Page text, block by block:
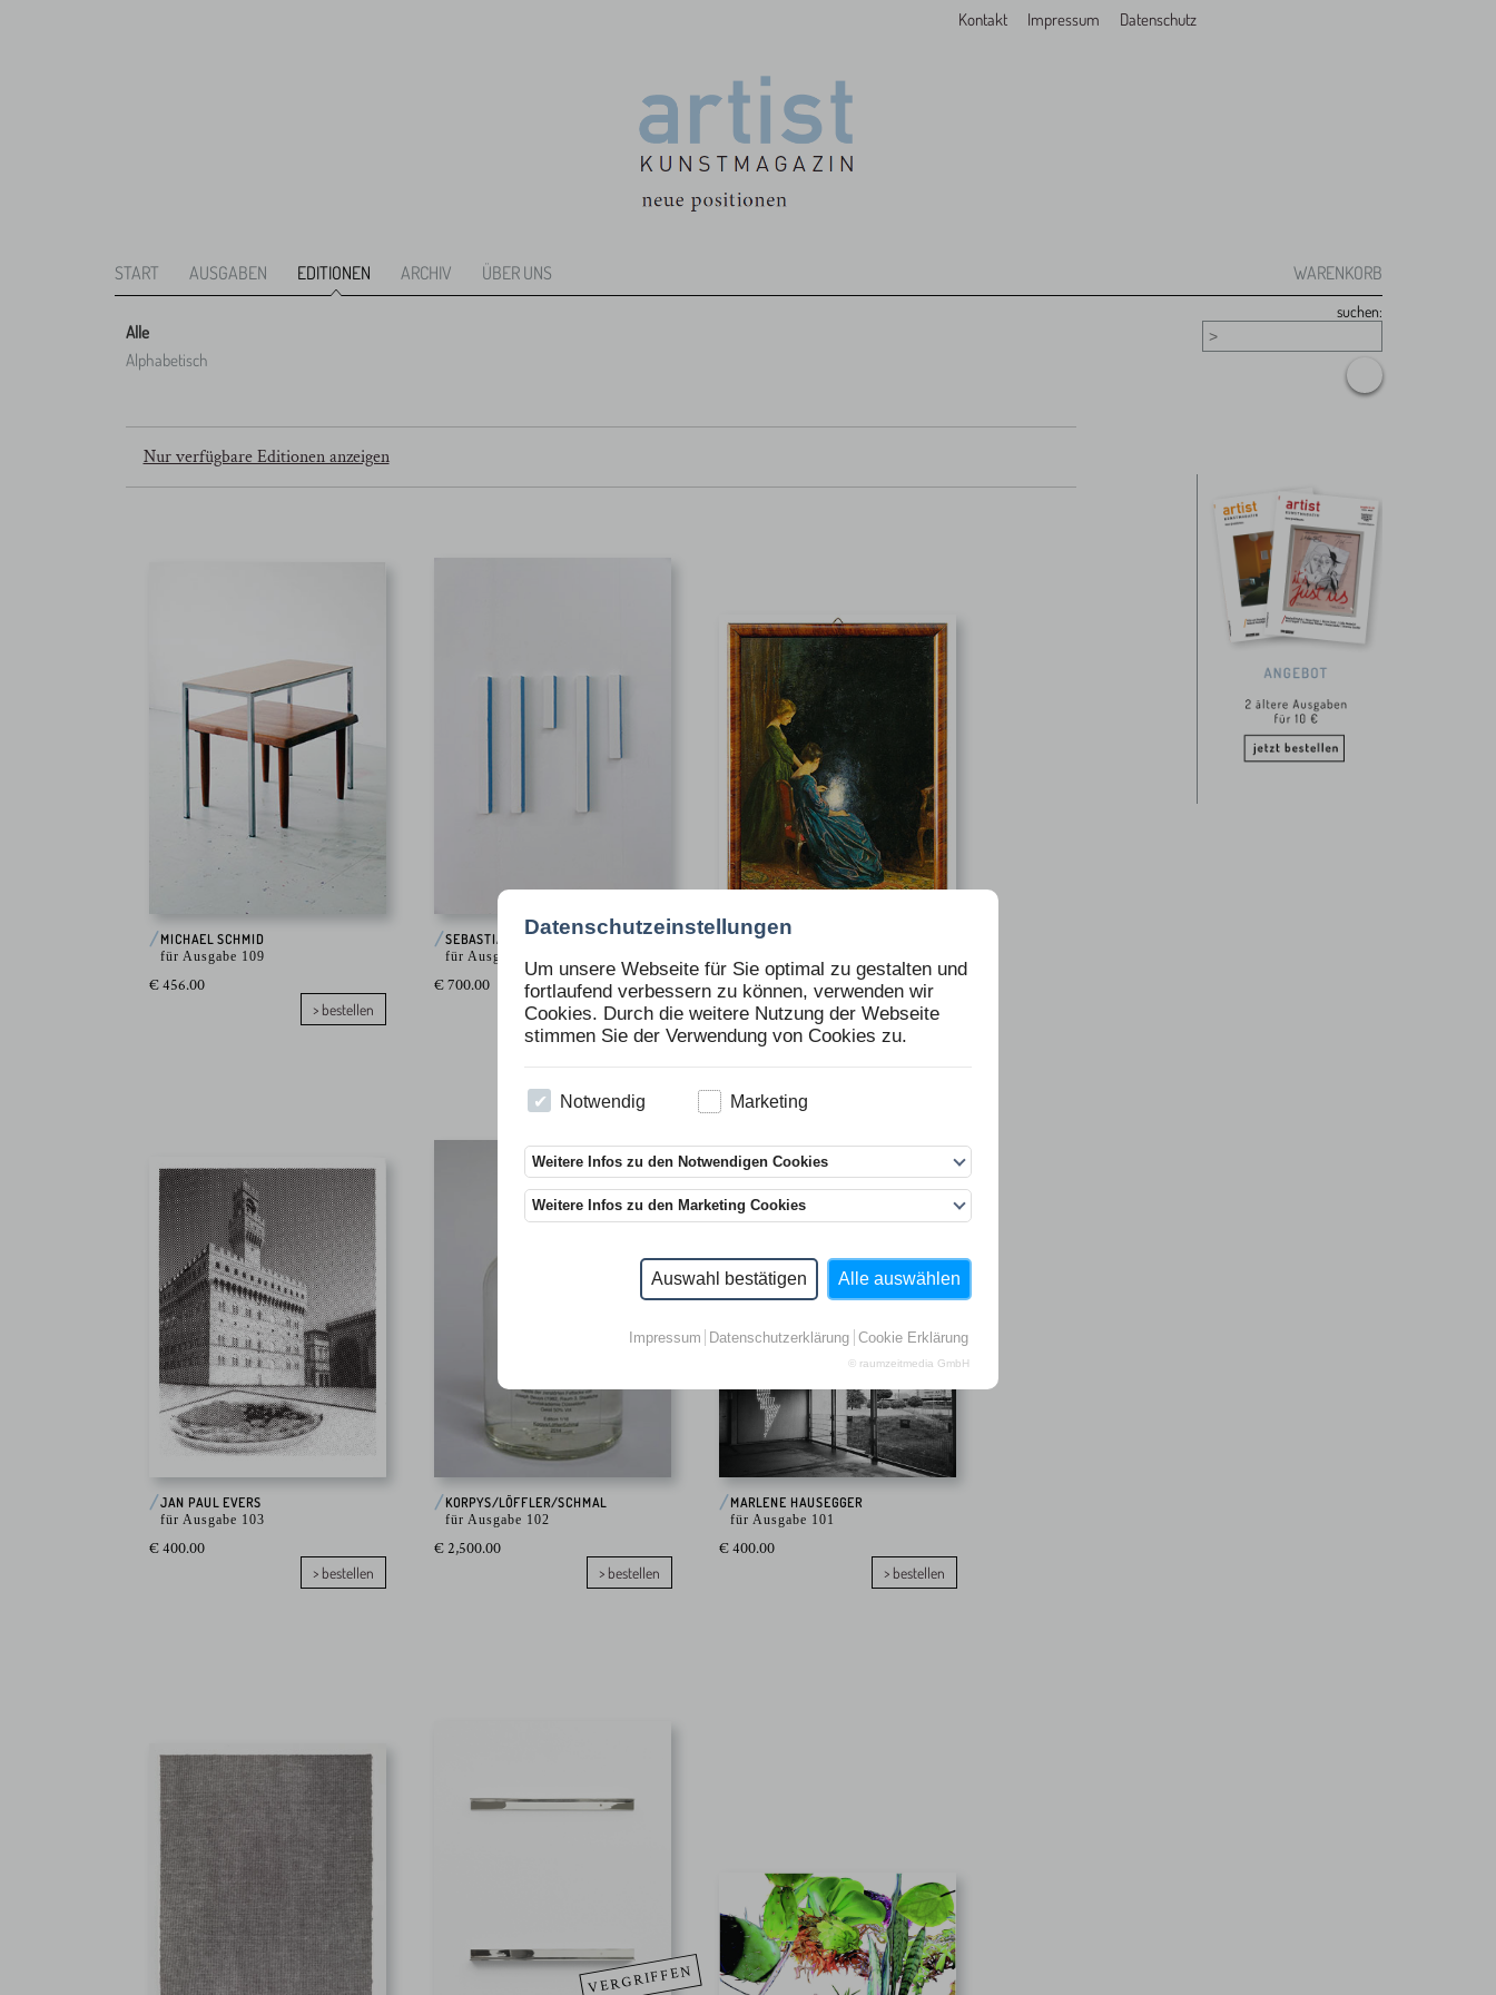
Datenschutzeinstellungen
Um unsere Webseite für Sie optimal zu gestalten und
fortlaufend verbessern zu können, verwenden wir
Cookies. Durch die weitere Nutzung der Webseite
stimmen Sie der Verwendung von Cookies zu.
Notwendig Marketing
Weitere Infos zu den Notwendigen Cookies
Weitere Infos zu den Marketing Cookies
Auswahl bestätigen Alle auswählen
Impressum Datenschutzerklärung Cookie Erklärung
© raumzeitmedia GmbH
Kontakt Impressum Datenschutz
START AUSGABEN EDITIONEN ARCHIV ÜBER UNS WARENKORB
suchen:
Alle
Alphabetisch
Nur verfügbare Editionen anzeigen
MICHAEL SCHMID
für Ausgabe 109
€ 456.00
> bestellen
SEBASTIAN DANNENBERG
für Ausgabe 108
€ 700.00
> bestellen
THOMAS BEHLING
€ 455.00
> bestellen
JAN PAUL EVERS
für Ausgabe 103
€ 400.00
> bestellen
KORPYS/LÖFFLER/SCHMAL
für Ausgabe 102
€ 2,500.00
> bestellen
MARLENE HAUSEGGER
für Ausgabe 101
€ 400.00
> bestellen
VERGRIFFEN